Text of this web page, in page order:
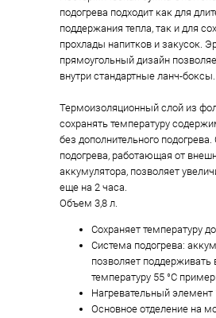
подогрева подходит как для
поддержания тепла, так и для
прохлады напитков и закусок.
прямоугольный дизайн
внутри стандартные ланч-боксы.
Термоизоляционный слой из
сохранять температуру
без дополнительного
подогрева, работающая от
аккумулятора, позволяет
еще на 2 часа.
Объем 3,8 л.
Сохраняет температуру
Система подогрева:
позволяет поддерживать
температуру 55 °C
Нагревательный элемент
Основное отделение на